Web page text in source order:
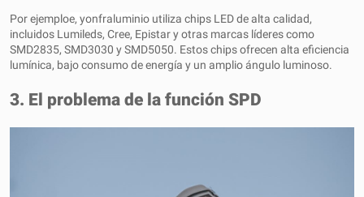
Por ejemploe, yonfraluminio utiliza chips LED de alta calidad,
incluidos Lumileds, Cree, Epistar y otras marcas líderes como
SMD2835, SMD3030 y SMD5050. Estos chips ofrecen alta eficiencia
lumínica, bajo consumo de energía y un amplio ángulo luminoso.
3. El problema de la función SPD